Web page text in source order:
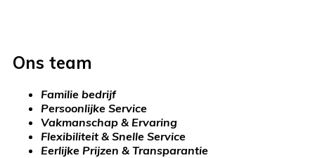
Ons team
Familie bedrijf
Persoonlijke Service
Vakmanschap & Ervaring
Flexibiliteit & Snelle Service
Eerlijke Prijzen & Transparantie